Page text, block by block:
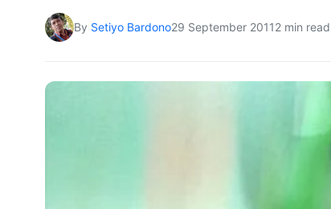
By Setiyo Bardono29 September 20112 min read